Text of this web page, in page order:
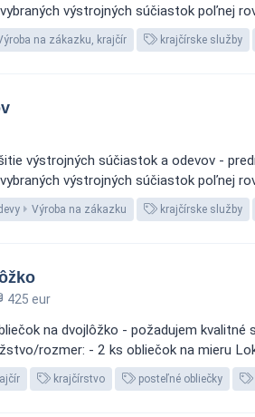
výstrojných súčiastok poľnej
na zákazku, krajčír krajčírske služby
výstrojných súčiastok a odevov -
výstrojných súčiastok poľnej
Výroba na zákazku krajčírske služby
425 eur
na dvojlôžko - požadujem
rozmer: - 2 ks obliečok na mieru
krajčírstvo posteľné obliečky